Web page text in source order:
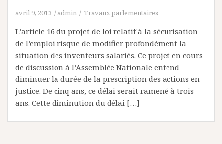
avril 9, 2013 admin Travaux parlementaires
L’article 16 du projet de loi relatif à la sécurisation
de l’emploi risque de modifier profondément la
situation des inventeurs salariés. Ce projet en cours
de discussion à l’Assemblée Nationale entend
diminuer la durée de la prescription des actions en
justice. De cinq ans, ce délai serait ramené à trois
ans. Cette diminution du délai […]